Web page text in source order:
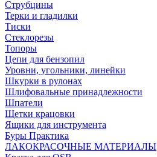
Струбцины
Терки и гладилки
Тиски
Стеклорезы
Топоры
Цепи для бензопил
Уровни, угольники, линейки
Шкурки в рулонах
Шлифовальные принадлежности
Шпатели
Щетки крацовки
Ящики для инструмента
Буры Практика
ЛАКОКРАСОЧНЫЕ МАТЕРИАЛЫ